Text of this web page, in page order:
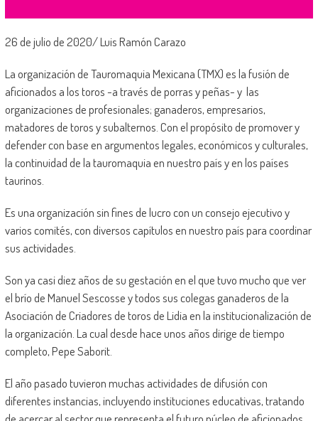
26 de julio de 2020/ Luis Ramón Carazo
La organización de Tauromaquia Mexicana (TMX) es la fusión de
aficionados a los toros -a través de porras y peñas- y las
organizaciones de profesionales; ganaderos, empresarios,
matadores de toros y subalternos. Con el propósito de promover y
defender con base en argumentos legales, económicos y culturales,
la continuidad de la tauromaquia en nuestro país y en los países
taurinos.
Es una organización sin fines de lucro con un consejo ejecutivo y
varios comités, con diversos capítulos en nuestro país para coordinar
sus actividades.
Son ya casi diez años de su gestación en el que tuvo mucho que ver
el brío de Manuel Sescosse y todos sus colegas ganaderos de la
Asociación de Criadores de toros de Lidia en la institucionalización de
la organización. La cual desde hace unos años dirige de tiempo
completo, Pepe Saborit.
El año pasado tuvieron muchas actividades de difusión con
diferentes instancias, incluyendo instituciones educativas, tratando